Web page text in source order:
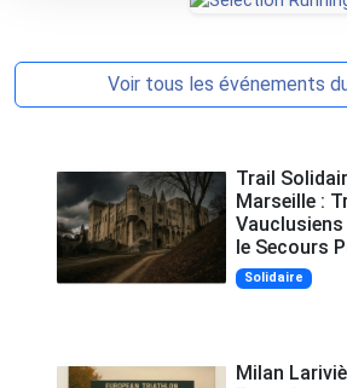
Voir tous les événements
Trail
Marseille :
le Secours
Solidaire
Milan